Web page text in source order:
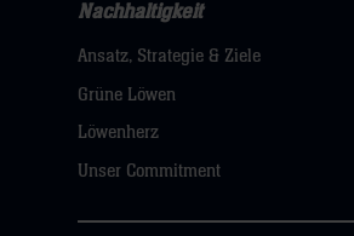
Nachhaltigkeit
Navigation
öffnen,
dann
hier
Nachhaltigkeit
Ansatz, Strategie & Ziele
Grüne Löwen
Löwenherz
Unser Commitment